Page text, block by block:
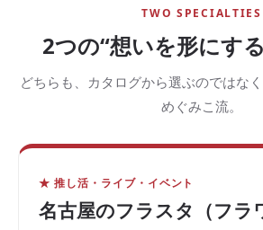
TWO SPECIALTIES
2つの“想いを形にす
どちらも、カタログから選ぶのではな
めぐみこ流。
★ 推し活・ライブ・イベント
名古屋のフラスタ（フラ